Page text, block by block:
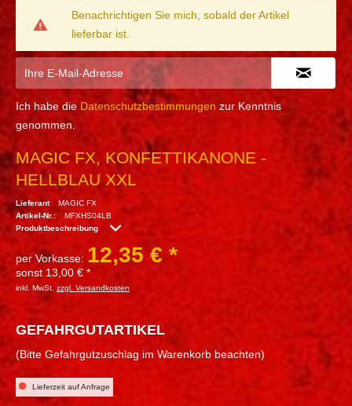
Benachrichtigen Sie mich, sobald der Artikel
lieferbar ist.
Ich habe die Datenschutzbestimmungen zur Kenntnis
genommen.
MAGIC FX, KONFETTIKANONE -
HELLBLAU XXL
Lieferant
MAGIC FX
Artikel-Nr.:
MFXHS04LB
Produktbeschreibung
per Vorkasse: 12,35 € *
sonst 13,00 € *
inkl. MwSt. zzgl. Versandkosten
GEFAHRGUTARTIKEL
(Bitte Gefahrgutzuschlag im Warenkorb beachten)
Lieferzeit auf Anfrage